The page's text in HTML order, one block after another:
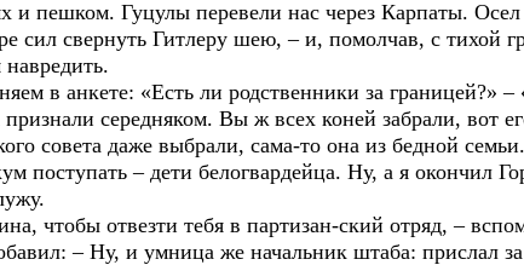
и пешком. Гуцулы перевели нас через Карпаты.
сил свернуть Гитлеру шею, – и, помолчав, с тихой
анкете: «Есть ли родственники за границей?» –
середняком. Вы ж всех коней забрали, вот
совета даже выбрали, сама-то она из бедной
поступать – дети белогвардейца. Ну, а я окончил
отвезти тебя в партизан-ский отряд, –
– Ну, и умница же начальник штаба: